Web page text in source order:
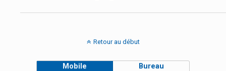
Retour au début
Mobile Bureau